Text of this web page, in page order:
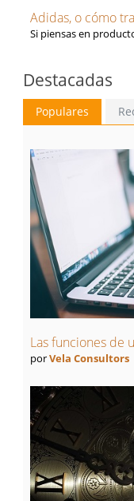
Adidas, o cómo
Si piensas en
Destacadas
Populares
Las funciones de
porVela Consultors